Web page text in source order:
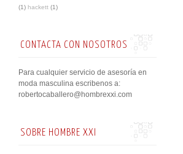
(1) hackett (1)
CONTACTA CON NOSOTROS
Para cualquier servicio de asesoría en
moda masculina escribenos a:
robertocaballero@hombrexxi.com
SOBRE HOMBRE XXI